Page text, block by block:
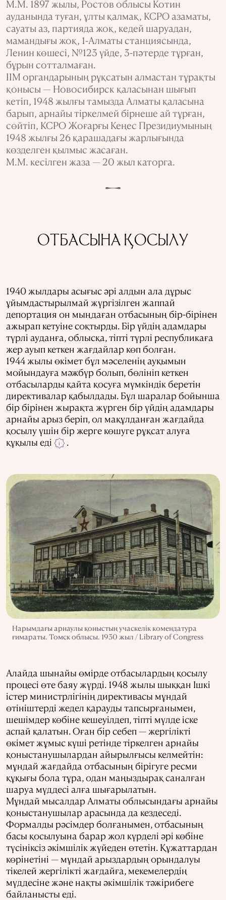
М.М. 1897 жылы, Ростов облысы Котин
ауданында туған, ұлты қалмақ, КСРО азаматы,
сауаты аз, партияда жоқ, кедей шаруадан,
мамандығы жоқ, 1-Алматы станциясында,
Ленин көшесі, №123 үйде, 3-пәтерде тұрған,
бұрын сотталмаған.
ІІМ органдарының рұқсатын алмастан тұрақты
қонысы — Новосибирск қаласынан шығып
кетіп, 1948 жылғы тамызда Алматы қаласына
барып, арнайы тіркелмей бірнеше ай тұрған,
сөйтіп, КСРО Жоғарғы Кеңес Президиумының
1948 жылғы 26 қарашадағы жарлығында
көзделген қылмыс жасаған.
М.М. кесілген жаза — 20 жыл каторга.
ОТБАСЫНА ҚОСЫЛУ
1940 жылдары асығыс әрі алдын ала дұрыс
ұйымдастырылмай жүргізілген жаппай
депортация он мыңдаған отбасының бір-бірінен
ажырап кетуіне соқтырды. Бір үйдің адамдары
түрлі ауданға, облысқа, тіпті түрлі республикаға
жер ауып кеткен жағдайлар көп болған.
1944 жылы өкімет бұл мәселенің ауқымын
мойындауға мәжбүр болып, бөлініп кеткен
отбасыларды қайта қосуға мүмкіндік беретін
директивалар қабылдады. Бұл шаралар бойынша
бір бірінен жырақта жүрген бір үйдің адамдары
арнайы арыз беріп, ол мақұлданған жағдайда
қосылу үшін бір жерге көшуге рұқсат алуға
құқылы еді
i
Нарымдағы арнаулы қоныстың учаскелік комендатура
ғимараты. Томск облысы. 1930 жыл / Library of Congress
Алайда шынайы өмірде отбасылардың қосылу
процесі өте баяу жүрді. 1948 жылы шыққан Ішкі
істер министрлігінің директивасы мұндай
өтініштерді жедел қарауды тапсырғанымен,
шешімдер көбіне кешеуілдеп, тіпті мүлде іске
аспай қалатын. Оған бір себеп — жергілікті
өкімет жұмыс күші ретінде тіркелген арнайы
қоныстанушылардан айырылғысы келмейтін:
мұндай жағдайда отбасының бірігуге ресми
құқығы бола тұра, одан маңыздырақ саналған
шаруа мүддесі алға шығарылатын.
Мұндай мысалдар Алматы облысындағы арнайы
қоныстанушылар арасында да кездеседі.
Формалды рәсімдер болғанымен, отбасының
басы қосылуына барар жол күрделі әрі көбіне
түсініксіз әкімшілік жүйеден өтетін. Құжаттардан
көрінетіні — мұндай арыздардың орындалуы
тікелей жергілікті жағдайға, мекемелердің
мүддесіне және нақты әкімшілік тәжірибеге
байланысты еді.